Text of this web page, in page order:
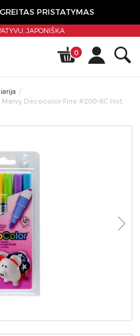
PRISTATYMAS
JAPONIŠKA
0
Decocolor Fine #200-6C Hot